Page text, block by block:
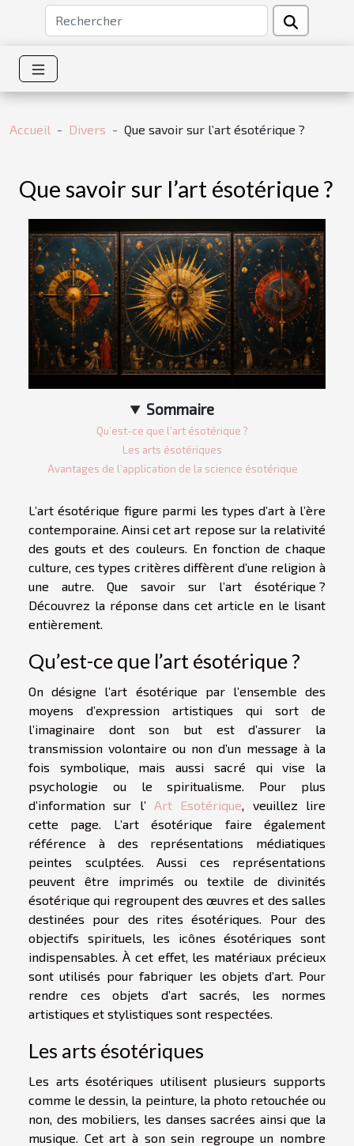
Accueil Divers Que savoir sur l’art ésotérique ?
Que savoir sur l’art ésotérique ?
Sommaire
Qu’est-ce que l’art ésotérique ?
Les arts ésotériques
Avantages de l’application de la science ésotérique
L’art ésotérique figure parmi les types d’art à l’ère
contemporaine. Ainsi cet art repose sur la relativité
des gouts et des couleurs. En fonction de chaque
culture, ces types critères diffèrent d’une religion à
une autre. Que savoir sur l’art ésotérique ?
Découvrez la réponse dans cet article en le lisant
entièrement.
Qu’est-ce que l’art ésotérique ?
On désigne l’art ésotérique par l’ensemble des
moyens d’expression artistiques qui sort de
l’imaginaire dont son but est d’assurer la
transmission volontaire ou non d’un message à la
fois symbolique, mais aussi sacré qui vise la
psychologie ou le spiritualisme. Pour plus
d’information sur l’ Art Esotérique, veuillez lire
cette page. L’art ésotérique faire également
référence à des représentations médiatiques
peintes sculptées. Aussi ces représentations
peuvent être imprimés ou textile de divinités
ésotérique qui regroupent des œuvres et des salles
destinées pour des rites ésotériques. Pour des
objectifs spirituels, les icônes ésotériques sont
indispensables. À cet effet, les matériaux précieux
sont utilisés pour fabriquer les objets d’art. Pour
rendre ces objets d’art sacrés, les normes
artistiques et stylistiques sont respectées.
Les arts ésotériques
Les arts ésotériques utilisent plusieurs supports
comme le dessin, la peinture, la photo retouchée ou
non, des mobiliers, les danses sacrées ainsi que la
musique. Cet art à son sein regroupe un nombre